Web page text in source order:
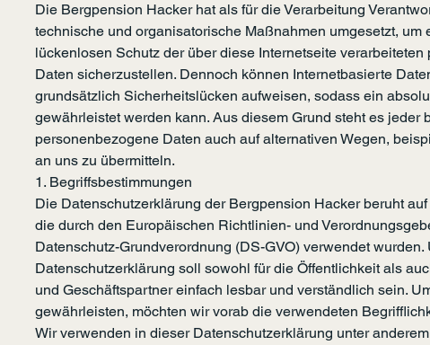
Die Bergpension Hacker hat als für die Verarbeitung
technische und organisatorische Maßnahmen umgesetzt, um
lückenlosen Schutz der über diese Internetseite
Daten sicherzustellen. Dennoch können Internetbasierte
grundsätzlich Sicherheitslücken aufweisen, sodass ein
gewährleistet werden kann. Aus diesem Grund steht es jeder
personenbezogene Daten auch auf alternativen Wegen,
an uns zu übermitteln.
1. Begriffsbestimmungen
Die Datenschutzerklärung der Bergpension Hacker beruht
die durch den Europäischen Richtlinien- und
Datenschutz-Grundverordnung (DS-GVO) verwendet wurden.
Datenschutzerklärung soll sowohl für die Öffentlichkeit als
und Geschäftspartner einfach lesbar und verständlich sein.
gewährleisten, möchten wir vorab die verwendeten
Wir verwenden in dieser Datenschutzerklärung unter